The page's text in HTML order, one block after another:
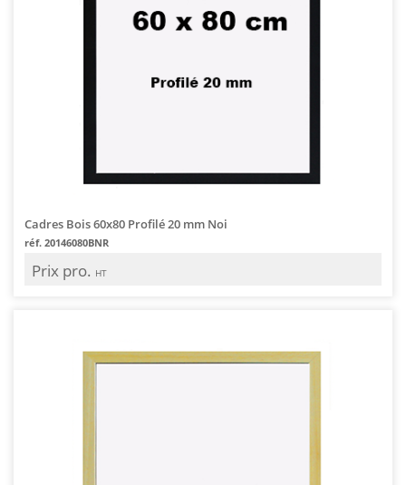
Cadres Bois 60x80 Profilé 20 mm Noi
réf. 20146080BNR
Prix pro. HT